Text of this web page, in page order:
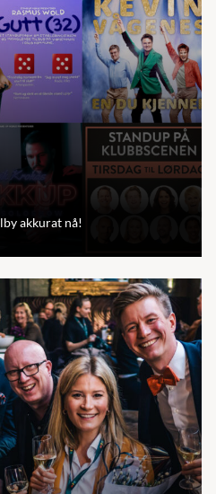
akkurat nå!